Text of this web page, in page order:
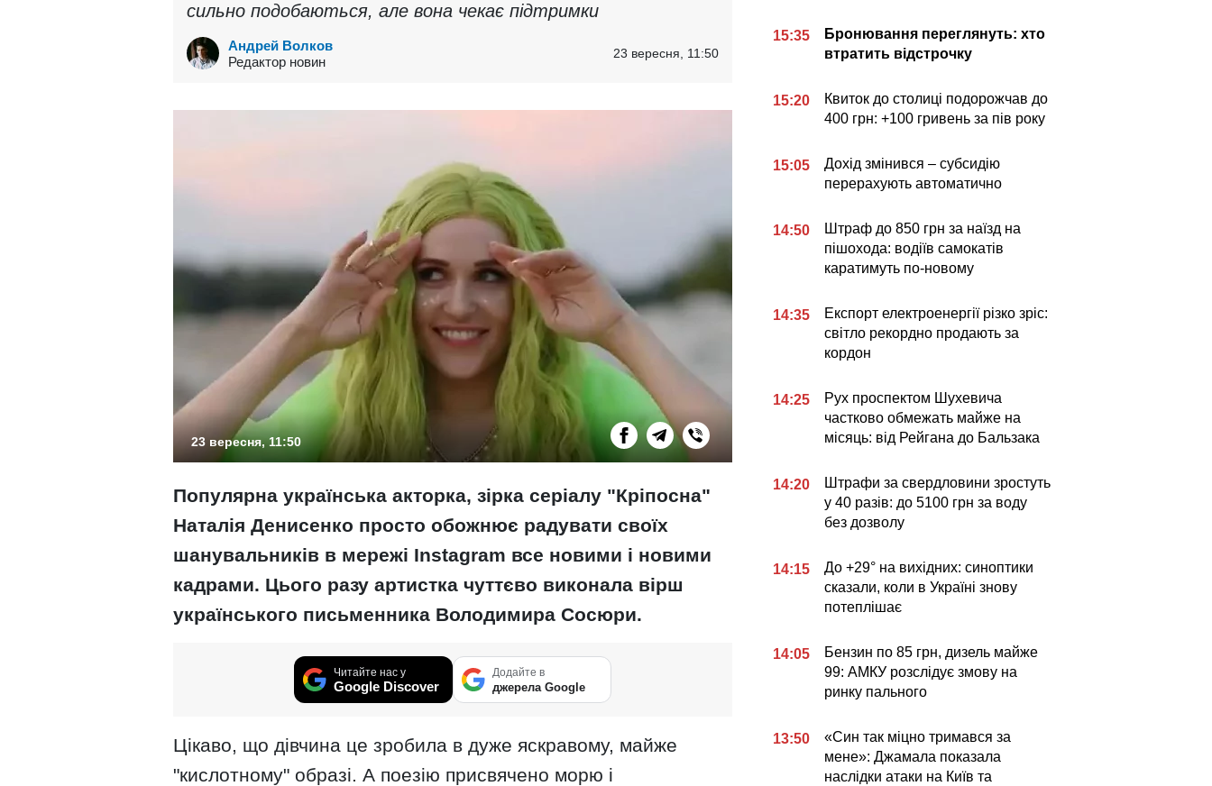
сильно подобаються, але вона чекає підтримки
Андрей Волков
Редактор новин
23 вересня, 11:50
23 вересня, 11:50
Популярна українська акторка, зірка серіалу "Кріпосна"
Наталія Денисенко просто обожнює радувати своїх
шанувальників в мережі Instagram все новими і новими
кадрами. Цього разу артистка чуттєво виконала вірш
українського письменника Володимира Сосюри.
Читайте нас у
Google Discover
Додайте в
джерела Google
Цікаво, що дівчина це зробила в дуже яскравому, майже
"кислотному" образі. А поезію присвячено морю і
15:35
Бронювання переглянуть: хто
втратить відстрочку
15:20
Квиток до столиці подорожчав до
400 грн: +100 гривень за пів року
15:05
Дохід змінився – субсидію
перерахують автоматично
14:50
Штраф до 850 грн за наїзд на
пішохода: водіїв самокатів
каратимуть по-новому
14:35
Експорт електроенергії різко зріс:
світло рекордно продають за
кордон
14:25
Рух проспектом Шухевича
частково обмежать майже на
місяць: від Рейгана до Бальзака
14:20
Штрафи за свердловини зростуть
у 40 разів: до 5100 грн за воду
без дозволу
14:15
До +29° на вихідних: синоптики
сказали, коли в Україні знову
потеплішає
14:05
Бензин по 85 грн, дизель майже
99: АМКУ розслідує змову на
ринку пального
13:50
«Син так міцно тримався за
мене»: Джамала показала
наслідки атаки на Київ та